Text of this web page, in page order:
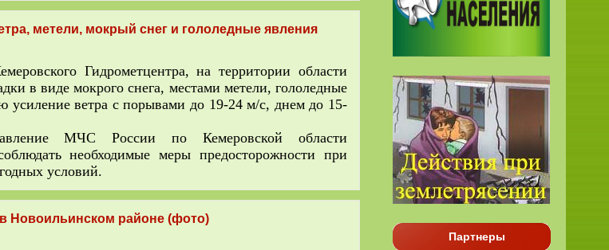
метели, мокрый снег и гололедные явления
Гидрометцентра, на территории области
в виде мокрого снега, местами метели, гололедные
усиление ветра с порывами до 19-24 м/с, днем до 15-
МЧС России по Кемеровской области
необходимые меры предосторожности при
условий.
Новоильинском районе (фото)
Партнеры